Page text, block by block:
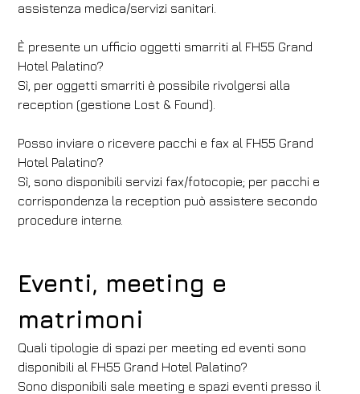
assistenza medica/servizi sanitari.
È presente un ufficio oggetti smarriti al FH55 Grand
Hotel Palatino?
Sì, per oggetti smarriti è possibile rivolgersi alla
reception (gestione Lost & Found).
Posso inviare o ricevere pacchi e fax al FH55 Grand
Hotel Palatino?
Sì, sono disponibili servizi fax/fotocopie; per pacchi e
corrispondenza la reception può assistere secondo
procedure interne.
Eventi, meeting e
matrimoni
Quali tipologie di spazi per meeting ed eventi sono
disponibili al FH55 Grand Hotel Palatino?
Sono disponibili sale meeting e spazi eventi presso il